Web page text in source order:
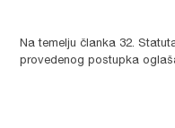
Na temelju članka 32. Statuta Klinike za psihijatriju Vrapče i nakon
provedenog postupka